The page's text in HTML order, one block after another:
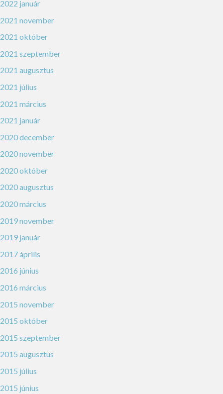
2022 január
2021 november
2021 október
2021 szeptember
2021 augusztus
2021 július
2021 március
2021 január
2020 december
2020 november
2020 október
2020 augusztus
2020 március
2019 november
2019 január
2017 április
2016 június
2016 március
2015 november
2015 október
2015 szeptember
2015 augusztus
2015 július
2015 június